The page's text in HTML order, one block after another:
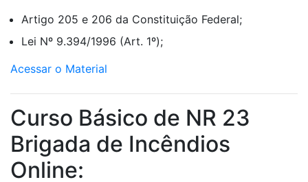
Artigo 205 e 206 da Constituição Federal;
Lei Nº 9.394/1996 (Art. 1º);
Acessar o Material
Curso Básico de NR 23
Brigada de Incêndios
Online: